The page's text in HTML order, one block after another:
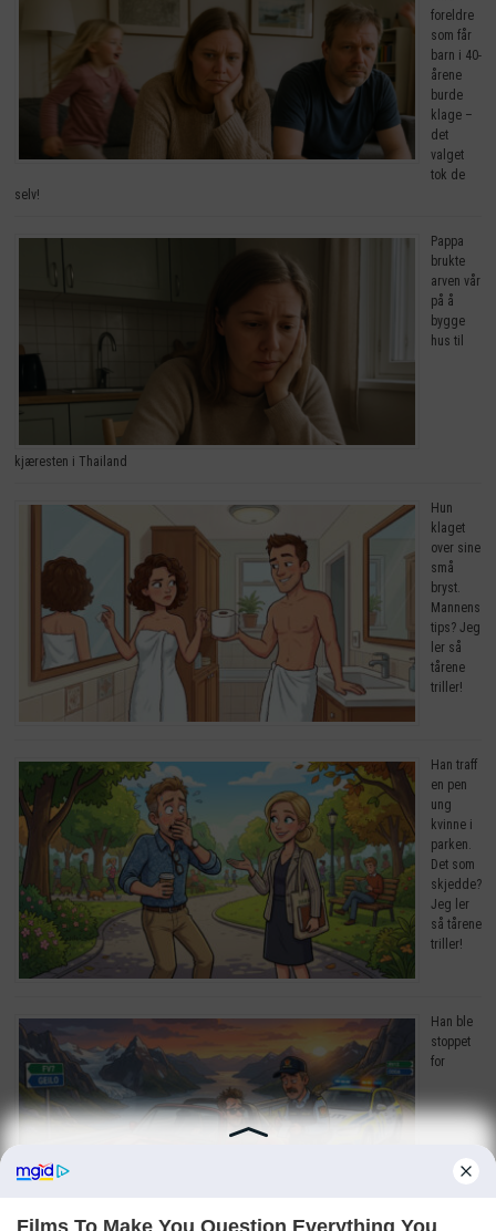
foreldre
som får
barn i 40-
årene
burde
klage –
det
valget
tok de
selv!
Pappa
brukte
arven vår
på å
bygge
hus til
kjæresten i Thailand
Hun
klaget
over sine
små
bryst.
Mannens
tips? Jeg
ler så
tårene
triller!
Han traff
en pen
ung
kvinne i
parken.
Det som
skjedde?
Jeg ler
så tårene
triller!
Han ble
stoppet
for